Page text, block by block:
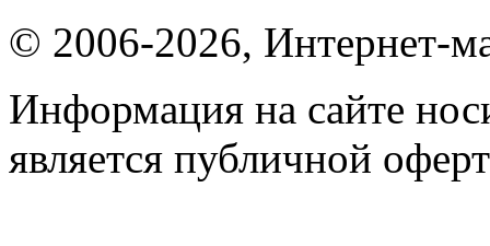
© 2006-2026, Интернет-
Информация на сайте
является публичной